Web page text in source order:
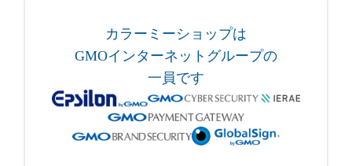
カラーミーショップは
GMOインターネットグループの
一員です